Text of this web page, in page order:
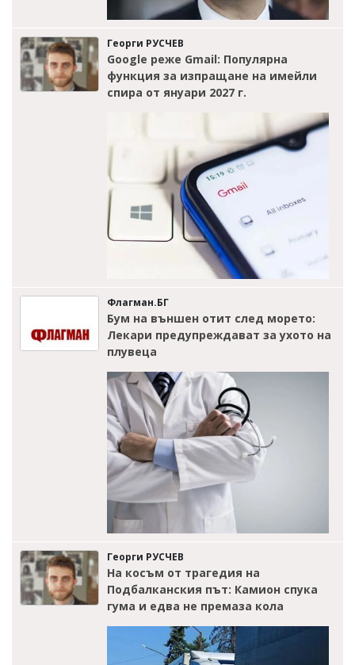
Георги РУСЧЕВ
Google реже Gmail: Популярна
функция за изпращане на имейли
спира от януари 2027 г.
Флагман.БГ
Бум на външен отит след морето:
Лекари предупреждават за ухото на
плувеца
Георги РУСЧЕВ
На косъм от трагедия на
Подбалканския път: Камион спука
гума и едва не премаза кола